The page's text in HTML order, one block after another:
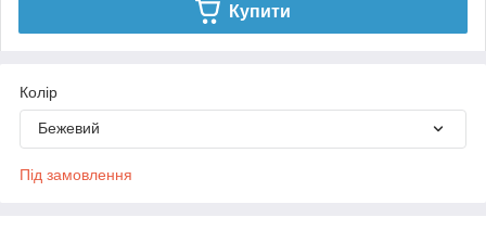
Купити
Колір
Бежевий
Під замовлення